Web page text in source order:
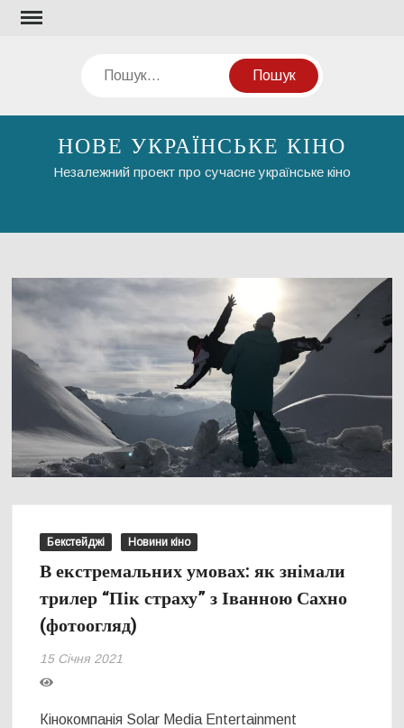
Перейти
Пошук
НОВЕ УКРАЇНСЬКЕ КІНО
Незалежний проект про сучасне українське кіно
Бекстейджі Новини кіно
В екстремальних умовах: як знімали
трилер “Пік страху” з Іванною Сахно
(фотоогляд)
15 Січня 2021
Кінокомпанія Solar Media Entertainment